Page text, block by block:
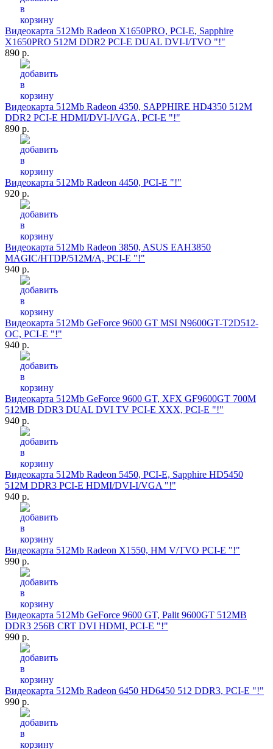
Видеокарта 512Mb Radeon X1650PRO, PCI-E, Sapphire
X1650PRO 512M DDR2 PCI-E DUAL DVI-I/TVO "!"
890 р.
Видеокарта 512Mb Radeon 4350, SAPPHIRE HD4350 512M
DDR2 PCI-E HDMI/DVI-I/VGA, PCI-E "!"
890 р.
Видеокарта 512Mb Radeon 4450, PCI-E "!"
920 р.
Видеокарта 512Mb Radeon 3850, ASUS EAH3850
MAGIC/HTDP/512M/A, PCI-E "!"
940 р.
Видеокарта 512Mb GeForce 9600 GT MSI N9600GT-T2D512-
OC, PCI-E "!"
940 р.
Видеокарта 512Mb GeForce 9600 GT, XFX GF9600GT 700M
512MB DDR3 DUAL DVI TV PCI-E XXX, PCI-E "!"
940 р.
Видеокарта 512Mb Radeon 5450, PCI-E, Sapphire HD5450
512M DDR3 PCI-E HDMI/DVI-I/VGA "!"
940 р.
Видеокарта 512Mb Radeon X1550, HM V/TVO PCI-E "!"
990 р.
Видеокарта 512Mb GeForce 9600 GT, Palit 9600GT 512MB
DDR3 256B CRT DVI HDMI, PCI-E "!"
990 р.
Видеокарта 512Mb Radeon 6450 HD6450 512 DDR3, PCI-E "!"
990 р.